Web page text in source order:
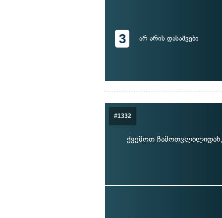
3 არ არის დასაშვები
#1332
ქვემოთ